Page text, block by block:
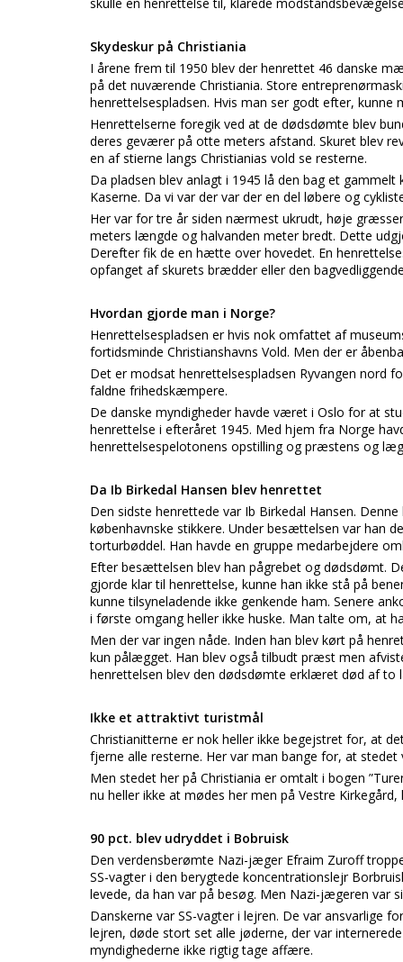
Skydeskur på Christiania
I årene frem til 1950 blev der henrettet 46 danske
på det nuværende Christiania. Store
henrettelsespladsen. Hvis man ser godt efter,
Henrettelserne foregik ved at de dødsdømte blev
deres geværer på otte meters afstand. Skuret blev
en af stierne langs Christianias vold se resterne.
Da pladsen blev anlagt i 1945 lå den bag et
Kaserne. Da vi var der var der en del løbere og
Her var for tre år siden nærmest ukrudt, høje
meters længde og halvanden meter bredt. Dette
Derefter fik de en hætte over hovedet. En
opfanget af skurets brædder eller den
Hvordan gjorde man i Norge?
Henrettelsespladsen er hvis nok omfattet af
fortidsminde Christianshavns Vold. Men der er
Det er modsat henrettelsespladsen Ryvangen nord
faldne frihedskæmpere.
De danske myndigheder havde været i Oslo for at
henrettelse i efteråret 1945. Med hjem fra Norge
henrettelsespelotonens opstilling og præstens og
Da Ib Birkedal Hansen blev henrettet
Den sidste henrettede var Ib Birkedal Hansen.
københavnske stikkere. Under besættelsen var han
torturbøddel. Han havde en gruppe medarbejdere
Efter besættelsen blev han pågrebet og dødsdømt.
gjorde klar til henrettelse, kunne han ikke stå på
kunne tilsyneladende ikke genkende ham. Senere
i første omgang heller ikke huske. Man talte om, at
Men der var ingen nåde. Inden han blev kørt på
kun pålægget. Han blev også tilbudt præst men
henrettelsen blev den dødsdømte erklæret død af to
Ikke et attraktivt turistmål
Christianitterne er nok heller ikke begejstret for, at
fjerne alle resterne. Her var man bange for, at stedet
Men stedet her på Christiania er omtalt i bogen
nu heller ikke at mødes her men på Vestre
90 pct. blev udryddet i Bobruisk
Den verdensberømte Nazi-jæger Efraim Zuroff
SS-vagter i den berygtede koncentrationslejr
levede, da han var på besøg. Men Nazi-jægeren var
Danskerne var SS-vagter i lejren. De var ansvarlige
lejren, døde stort set alle jøderne, der var
myndighederne ikke rigtig tage affære.